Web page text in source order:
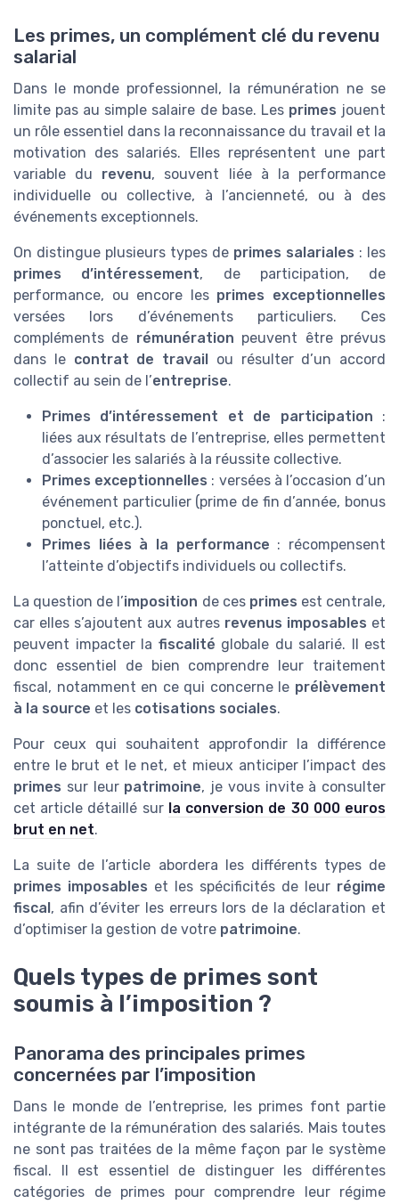
Les primes, un complément clé du revenu
salarial
Dans le monde professionnel, la rémunération ne se
limite pas au simple salaire de base. Les primes jouent
un rôle essentiel dans la reconnaissance du travail et la
motivation des salariés. Elles représentent une part
variable du revenu, souvent liée à la performance
individuelle ou collective, à l’ancienneté, ou à des
événements exceptionnels.
On distingue plusieurs types de primes salariales : les
primes d’intéressement, de participation, de
performance, ou encore les primes exceptionnelles
versées lors d’événements particuliers. Ces
compléments de rémunération peuvent être prévus
dans le contrat de travail ou résulter d’un accord
collectif au sein de l’entreprise.
Primes d’intéressement et de participation :
liées aux résultats de l’entreprise, elles permettent
d’associer les salariés à la réussite collective.
Primes exceptionnelles : versées à l’occasion d’un
événement particulier (prime de fin d’année, bonus
ponctuel, etc.).
Primes liées à la performance : récompensent
l’atteinte d’objectifs individuels ou collectifs.
La question de l’imposition de ces primes est centrale,
car elles s’ajoutent aux autres revenus imposables et
peuvent impacter la fiscalité globale du salarié. Il est
donc essentiel de bien comprendre leur traitement
fiscal, notamment en ce qui concerne le prélèvement
à la source et les cotisations sociales.
Pour ceux qui souhaitent approfondir la différence
entre le brut et le net, et mieux anticiper l’impact des
primes sur leur patrimoine, je vous invite à consulter
cet article détaillé sur la conversion de 30 000 euros
brut en net.
La suite de l’article abordera les différents types de
primes imposables et les spécificités de leur régime
fiscal, afin d’éviter les erreurs lors de la déclaration et
d’optimiser la gestion de votre patrimoine.
Quels types de primes sont
soumis à l’imposition ?
Panorama des principales primes
concernées par l’imposition
Dans le monde de l’entreprise, les primes font partie
intégrante de la rémunération des salariés. Mais toutes
ne sont pas traitées de la même façon par le système
fiscal. Il est essentiel de distinguer les différentes
catégories de primes pour comprendre leur régime